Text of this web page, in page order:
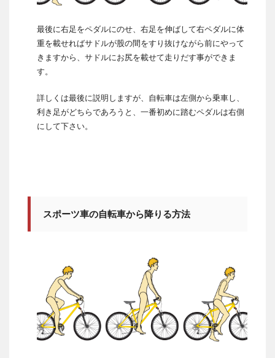
最後に右足をペダルにのせ、右足を伸ばして右ペダルに体
重を載せればサドルが股の間をすり抜けながら前にやって
きますから、サドルにお尻を載せて走りだす事ができま
す。
詳しくは最後に説明しますが、自転車は左側から乗車し、
利き足がどちらであろうと、一番初めに踏むペダルは右側
にして下さい。
スポーツ車の自転車から降りる方法